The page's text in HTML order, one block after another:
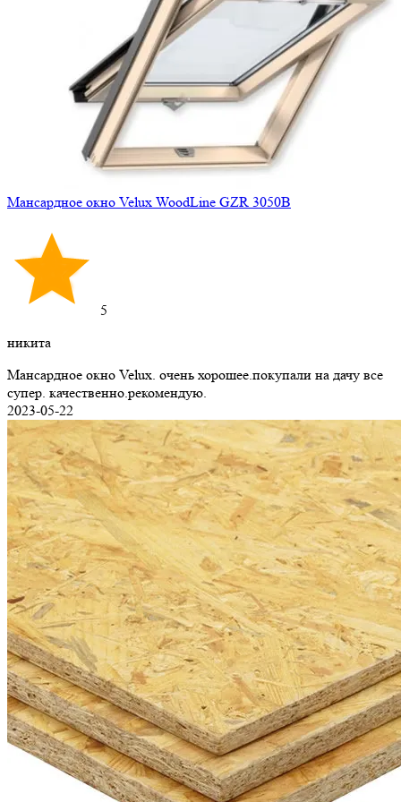
Мансардное окно Velux WoodLine GZR 3050B
5
никита
Мансардное окно Velux. очень хорошее.покупали на дачу все
супер. качественно.рекомендую.
2023-05-22